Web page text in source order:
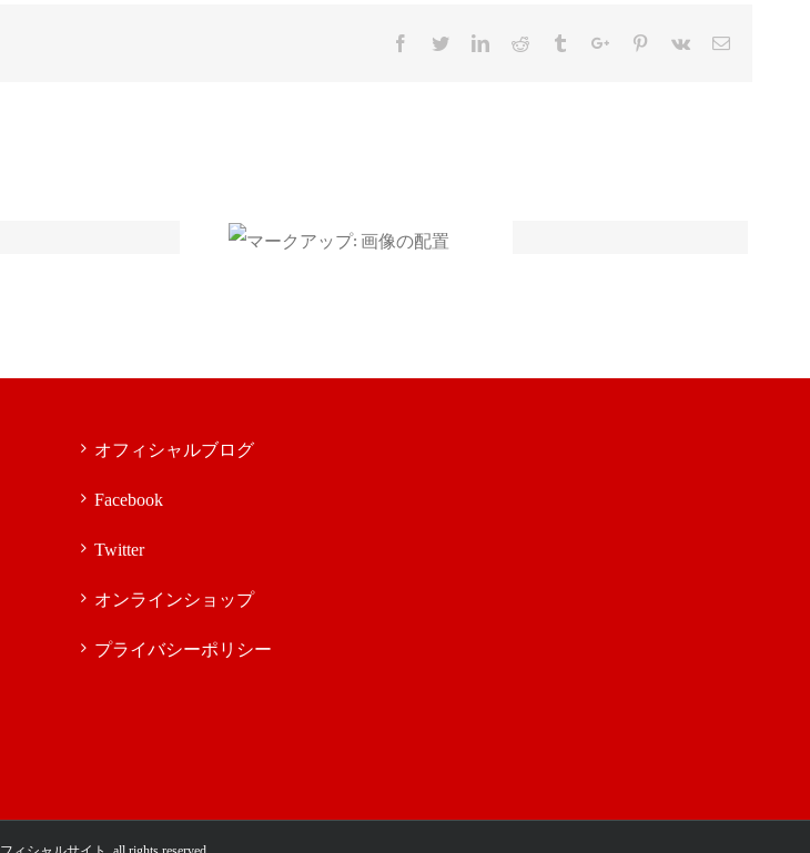
Facebook
TwitterLinkedinReddit TumblrGoogle+Pinterest
Vk Email
オフィシャルブログ
Facebook
Twitter
オンラインショップ
プライバシーポリシー